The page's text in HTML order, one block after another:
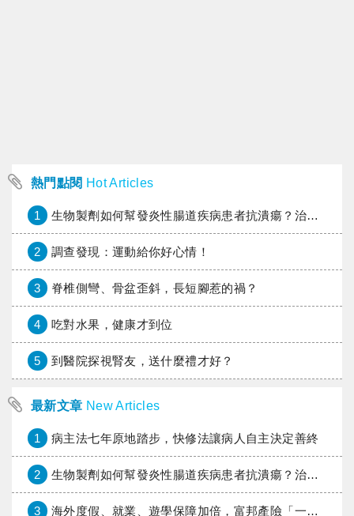
熱門點閱 Hot Articles
1 生物製劑如何幫發炎性腸道疾病患者抗潰瘍？治療進展與健保給付困境一次看
2 調查發現：運動給你好心情！
3 脊椎側彎、骨盆歪斜，長短腳惹的禍？
4 吃對水果，健康才到位
5 到醫院探視腎友，送什麼禮才好？
最新文章 New Articles
1 病主法七年原地踏步，快修法讓病人自主決定善終
2 生物製劑如何幫發炎性腸道疾病患者抗潰瘍？治療進展與健保給付困境一次看
3 海外度假、就業、遊學保障加倍，富邦產險「一期逐夢」專案加碼遠距醫療與緊急救援